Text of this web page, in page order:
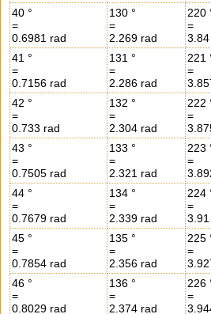
40 °
=
0.6981 rad
130 °
=
2.269 rad
220
=
41 °
=
0.7156 rad
131 °
=
2.286 rad
221
=
42 °
=
0.733 rad
132 °
=
2.304 rad
222
=
43 °
=
0.7505 rad
133 °
=
2.321 rad
223
=
44 °
=
0.7679 rad
134 °
=
2.339 rad
224
=
45 °
=
0.7854 rad
135 °
=
2.356 rad
225
=
46 °
=
0.8029 rad
136 °
=
2.374 rad
226
=